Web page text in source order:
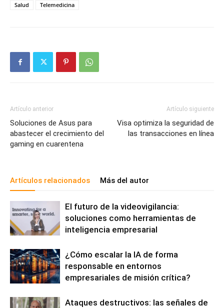
Salud
Telemedicina
Artículo anterior
Soluciones de Asus para
abastecer el crecimiento del
gaming en cuarentena
Artículo siguiente
Visa optimiza la seguridad de
las transacciones en línea
Artículos relacionados Más del autor
El futuro de la videovigilancia:
soluciones como herramientas de
inteligencia empresarial
¿Cómo escalar la IA de forma
responsable en entornos
empresariales de misión crítica?
Ataques destructivos: las señales de